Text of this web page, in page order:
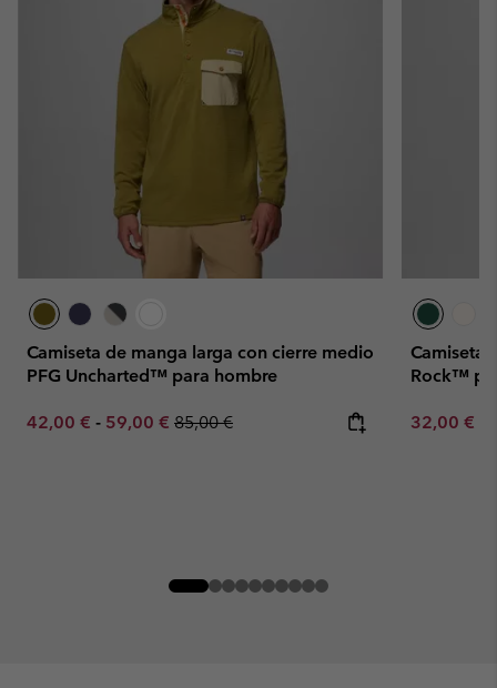
Camiseta de manga larga con cierre medio
PFG Uncharted™ para hombre
Minimum sale price:
42,00 € - Maximum sale price:
59,00 € Regular price:
85,00 €
Camiseta
Rock™
Minimum
32,00 €